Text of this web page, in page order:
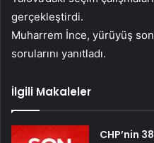
gerçekleştirdi.
Muharrem İnce, yürüyüş
sorularını yanıtladı.
İlgili Makaleler
CHP’nin